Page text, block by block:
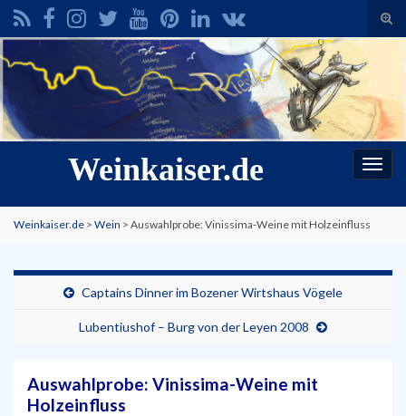
Search for:
Weinkaiser.de
Weinkaiser.de > Wein > Auswahlprobe: Vinissima-Weine mit Holzeinfluss
Captains Dinner im Bozener Wirtshaus Vögele
Lubentiushof – Burg von der Leyen 2008
Auswahlprobe: Vinissima-Weine mit
Holzeinfluss